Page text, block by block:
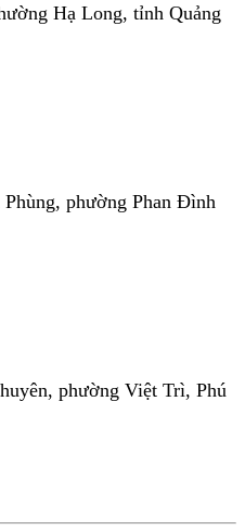
Hạ Long, tỉnh Quảng
phường Phan Đình
phường Việt Trì, Phú